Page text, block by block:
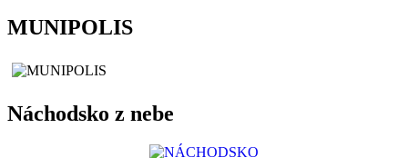
MUNIPOLIS
Náchodsko z nebe